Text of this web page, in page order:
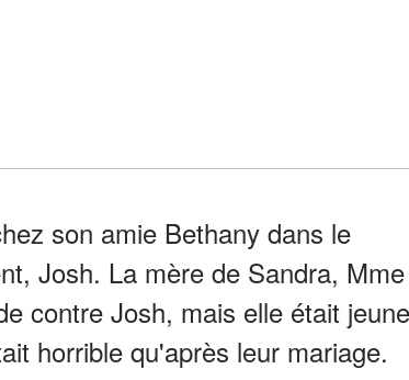
son amie Bethany dans le
Josh. La mère de Sandra, Mme
contre Josh, mais elle était jeune
horrible qu'après leur mariage.